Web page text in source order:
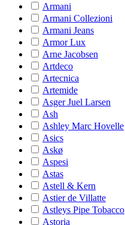
Armani
Armani Collezioni
Armani Jeans
Armor Lux
Arne Jacobsen
Artdeco
Artecnica
Artemide
Asger Juel Larsen
Ash
Ashley Marc Hovelle
Asics
Askø
Aspesi
Astas
Astell & Kern
Astier de Villatte
Astleys Pipe Tobacco
Astoria